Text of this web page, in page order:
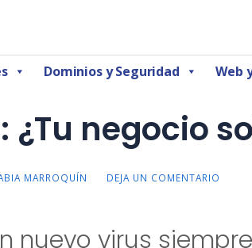
Marketing Digital CDMX
Dominios y Seguridad Web
¿Tu negocio
MARROQUÍN DEJA UN COMENTARIO
nuevo virus